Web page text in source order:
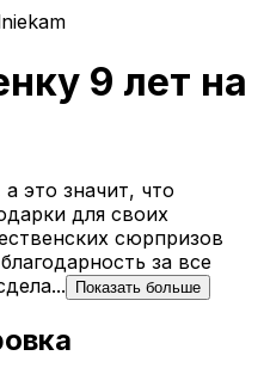
9 лет на
это значит, что
для своих
сюрпризов
за все
Показать больше